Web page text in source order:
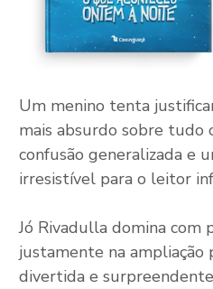
Um menino tenta
mais absurdo sobre tudo
confusão generalizada e
irresistível para o leitor
Jó Rivadulla domina com
justamente na ampliação
divertida e